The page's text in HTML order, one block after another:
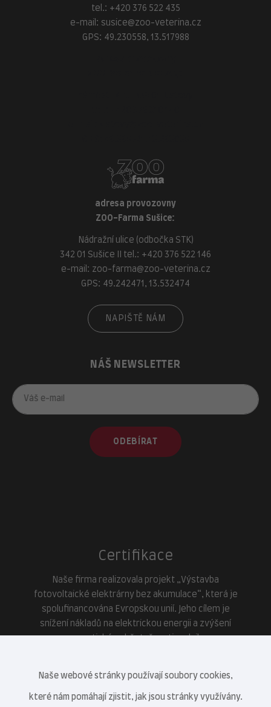
tel.: +420 376 522 435
e-mail: susice@zoo-veterina.cz
GPS: 49.230558, 13.517988
adresa provozovny
ZOO-Farma Sušice:
Nádražní ulice (odbočka STK)
342 01 Sušice II tel.: +420 376 522 146
e-mail: zoo-farma@zoo-veterina.cz
GPS: 49.242471, 13.532474
NAPIŠTĚ NÁM
NÁŠ NEWSLETTER
ODEBÍRAT
Certifikace
Naše firma realizovala projekt „Výstavba
fotovoltaické elektrárny bez akumulace“, která je
spolufinancována Evropskou unií. Jeho cílem je
snížení nákladů na elektrickou energii a zvýšení
Naše webové stránky používají soubory cookies,
které nám pomáhají zjistit, jak jsou stránky využívány.